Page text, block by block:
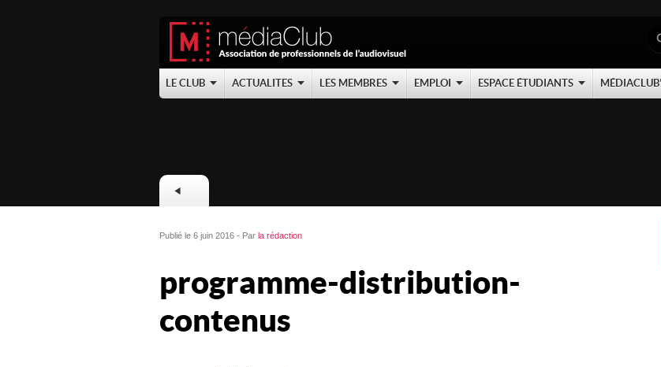
LE CLUB ACTUALITES LES MEMBRES EMPLOI ESPACE ÉTUDIANTS
Publié le 6 juin 2016 - Par la rédaction
programme-distribution-
contenus